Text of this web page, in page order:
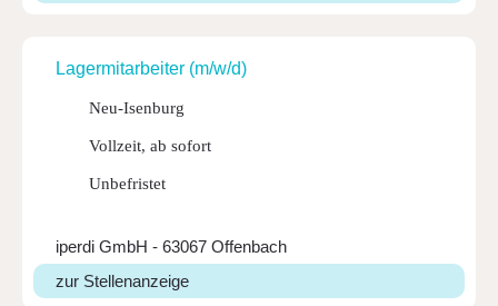
Lager­mit­ar­beiter (m/w/d)
Neu-Isenburg
Vollzeit, ab sofort
Unbefristet
iperdi GmbH - 63067 Offenbach
zur Stellenanzeige